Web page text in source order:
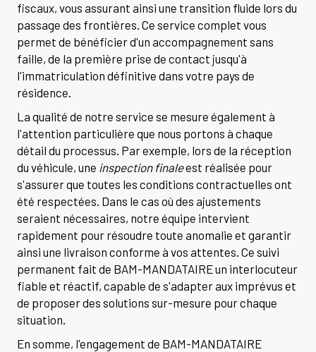
fiscaux, vous assurant ainsi une transition fluide lors du
passage des frontières. Ce service complet vous
permet de bénéficier d'un accompagnement sans
faille, de la première prise de contact jusqu'à
l'immatriculation définitive dans votre pays de
résidence.
La qualité de notre service se mesure également à
l'attention particulière que nous portons à chaque
détail du processus. Par exemple, lors de la réception
du véhicule, une inspection finaleest réalisée pour
s'assurer que toutes les conditions contractuelles ont
été respectées. Dans le cas où des ajustements
seraient nécessaires, notre équipe intervient
rapidement pour résoudre toute anomalie et garantir
ainsi une livraison conforme à vos attentes. Ce suivi
permanent fait de BAM-MANDATAIRE un interlocuteur
fiable et réactif, capable de s'adapter aux imprévus et
de proposer des solutions sur-mesure pour chaque
situation.
En somme, l'engagement de BAM-MANDATAIRE